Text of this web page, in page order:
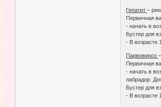
Гепатит–
Первичная
- начать в
Бустер для
- В возрасте
Парвовироз
Первичная
- начать в
лабрадор.
Бустер для
- В возрасте